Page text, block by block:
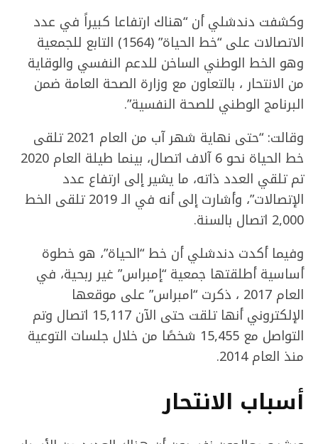
وكشفت دندشلي أن “هناك ارتفاعا كبيراً في عدد
الاتصالات على “خط الحياة” (1564) التابع للجمعية
وهو الخط الوطني الساخن للدعم النفسي والوقاية
من الانتحار ، بالتعاون مع وزارة الصحة العامة ضمن
البرنامج الوطني للصحة النفسية”.
وقالت: “حتى نهاية شهر آب من العام 2021 تلقى
تم تلقي العدد ذاته، ما يشير إلى ارتفاع عدد
الإتصالات”، وأشارت إلى أنه في الـ 2019 تلقى الخط
2,000 اتصال بالسنة.
وفيما أكدت دندشلي أن خط “الحياة”، هو خطوة
أساسية أطلقتها جمعية “إمبراس” غير ربحية، في
العام 2017 ، ذكرت “امبراس” على موقعها
الإلكتروني أنها تلقت حتى الآن 15,117 اتصال وتم
التواصل مع 15,455 شخصًا من خلال جلسات التوعية
منذ العام 2014.
أسباب الانتحار